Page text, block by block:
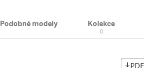
Podobné modely Kolekce
0
PDF